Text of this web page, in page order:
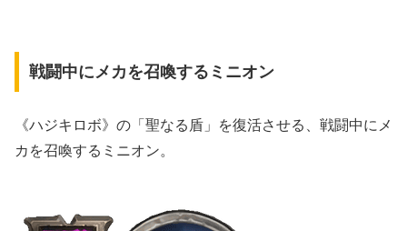
戦闘中にメカを召喚するミニオン
《ハジキロボ》の「聖なる盾」を復活させる、戦闘中にメ
カを召喚するミニオン。